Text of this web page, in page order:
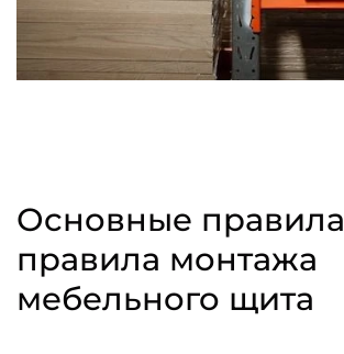
Основные правила
правила монтажа
мебельного щита